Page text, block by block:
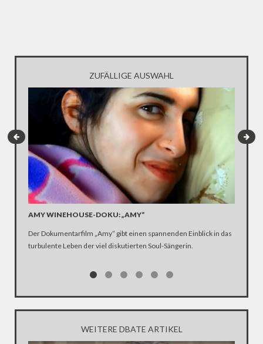
ZUFÄLLIGE AUSWAHL
AMY WINEHOUSE-DOKU: „AMY“
Der Dokumentarfilm „Amy“ gibt einen spannenden Einblick in das
turbulente Leben der viel diskutierten Soul-Sängerin.
WEITERE DBATE ARTIKEL